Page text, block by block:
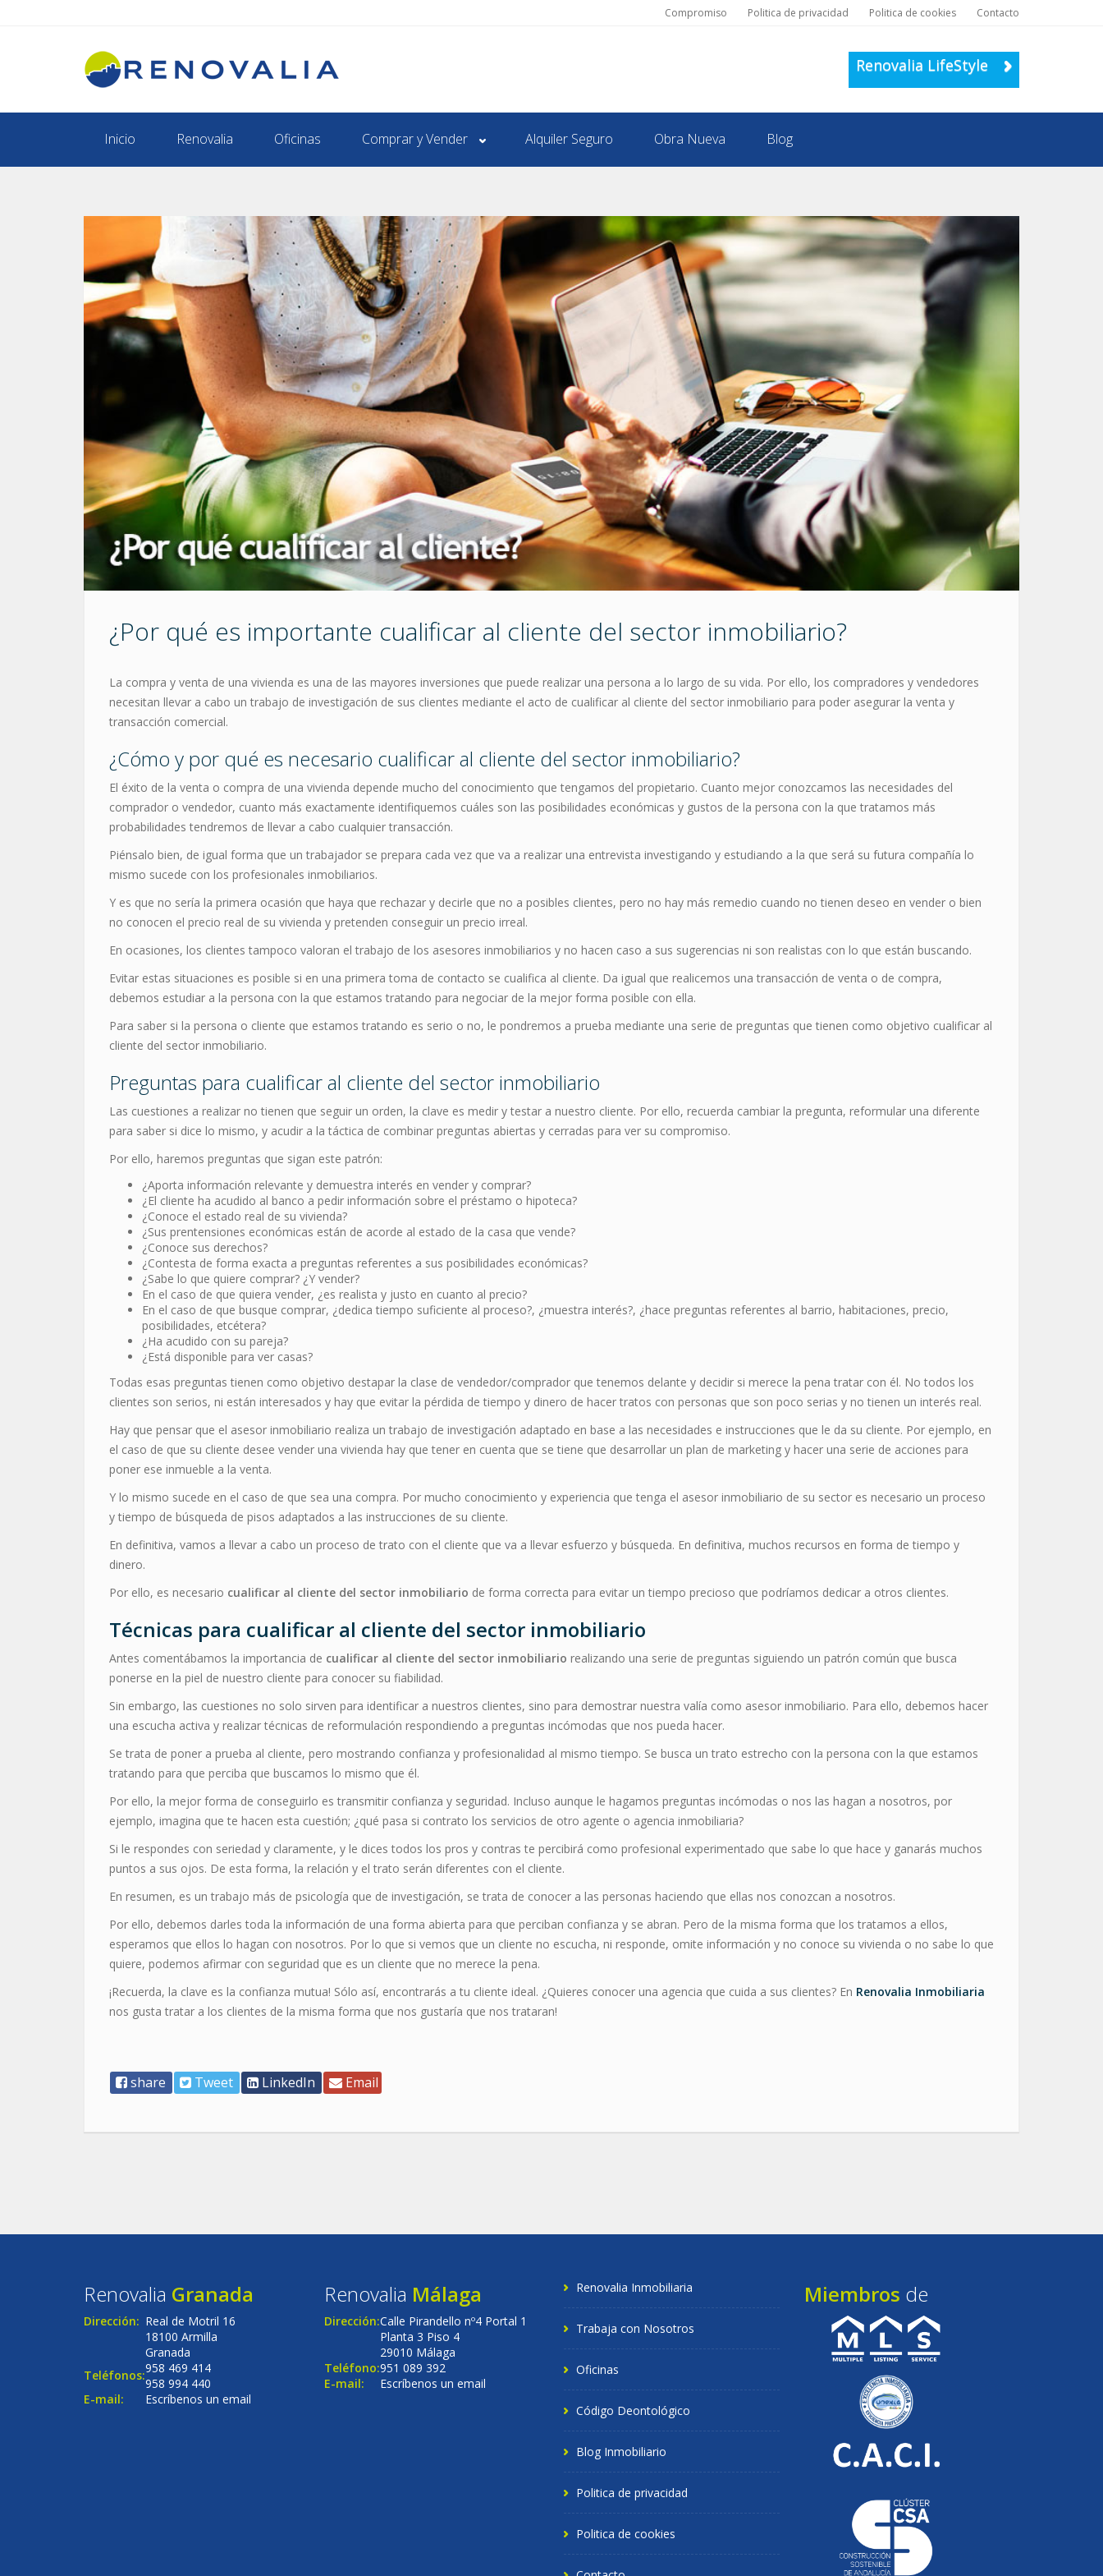
Compromiso Politica de privacidad Politica de cookies Contacto
Renovalia LifeStyle
Inicio Renovalia Oficinas Comprar y Vender Alquiler Seguro Obra Nueva Blog
¿Por qué es importante cualificar al cliente del sector inmobiliario?
La compra y venta de una vivienda es una de las mayores inversiones que puede realizar una persona a lo largo de su vida. Por ello, los compradores y vendedores
necesitan llevar a cabo un trabajo de investigación de sus clientes mediante el acto de cualificar al cliente del sector inmobiliario para poder asegurar la venta y
transacción comercial.
¿Cómo y por qué es necesario cualificar al cliente del sector inmobiliario?
El éxito de la venta o compra de una vivienda depende mucho del conocimiento que tengamos del propietario. Cuanto mejor conozcamos las necesidades del
comprador o vendedor, cuanto más exactamente identifiquemos cuáles son las posibilidades económicas y gustos de la persona con la que tratamos más
probabilidades tendremos de llevar a cabo cualquier transacción.
Piénsalo bien, de igual forma que un trabajador se prepara cada vez que va a realizar una entrevista investigando y estudiando a la que será su futura compañía lo
mismo sucede con los profesionales inmobiliarios.
Y es que no sería la primera ocasión que haya que rechazar y decirle que no a posibles clientes, pero no hay más remedio cuando no tienen deseo en vender o bien
no conocen el precio real de su vivienda y pretenden conseguir un precio irreal.
En ocasiones, los clientes tampoco valoran el trabajo de los asesores inmobiliarios y no hacen caso a sus sugerencias ni son realistas con lo que están buscando.
Evitar estas situaciones es posible si en una primera toma de contacto se cualifica al cliente. Da igual que realicemos una transacción de venta o de compra,
debemos estudiar a la persona con la que estamos tratando para negociar de la mejor forma posible con ella.
Para saber si la persona o cliente que estamos tratando es serio o no, le pondremos a prueba mediante una serie de preguntas que tienen como objetivo cualificar al
cliente del sector inmobiliario.
Preguntas para cualificar al cliente del sector inmobiliario
Las cuestiones a realizar no tienen que seguir un orden, la clave es medir y testar a nuestro cliente. Por ello, recuerda cambiar la pregunta, reformular una diferente
para saber si dice lo mismo, y acudir a la táctica de combinar preguntas abiertas y cerradas para ver su compromiso.
Por ello, haremos preguntas que sigan este patrón:
¿Aporta información relevante y demuestra interés en vender y comprar?
¿El cliente ha acudido al banco a pedir información sobre el préstamo o hipoteca?
¿Conoce el estado real de su vivienda?
¿Sus prentensiones económicas están de acorde al estado de la casa que vende?
¿Conoce sus derechos?
¿Contesta de forma exacta a preguntas referentes a sus posibilidades económicas?
¿Sabe lo que quiere comprar? ¿Y vender?
En el caso de que quiera vender, ¿es realista y justo en cuanto al precio?
En el caso de que busque comprar, ¿dedica tiempo suficiente al proceso?, ¿muestra interés?, ¿hace preguntas referentes al barrio, habitaciones, precio,
posibilidades, etcétera?
¿Ha acudido con su pareja?
¿Está disponible para ver casas?
Todas esas preguntas tienen como objetivo destapar la clase de vendedor/comprador que tenemos delante y decidir si merece la pena tratar con él. No todos los
clientes son serios, ni están interesados y hay que evitar la pérdida de tiempo y dinero de hacer tratos con personas que son poco serias y no tienen un interés real.
Hay que pensar que el asesor inmobiliario realiza un trabajo de investigación adaptado en base a las necesidades e instrucciones que le da su cliente. Por ejemplo, en
el caso de que su cliente desee vender una vivienda hay que tener en cuenta que se tiene que desarrollar un plan de marketing y hacer una serie de acciones para
poner ese inmueble a la venta.
Y lo mismo sucede en el caso de que sea una compra. Por mucho conocimiento y experiencia que tenga el asesor inmobiliario de su sector es necesario un proceso
y tiempo de búsqueda de pisos adaptados a las instrucciones de su cliente.
En definitiva, vamos a llevar a cabo un proceso de trato con el cliente que va a llevar esfuerzo y búsqueda. En definitiva, muchos recursos en forma de tiempo y
dinero.
Por ello, es necesario cualificar al cliente del sector inmobiliario de forma correcta para evitar un tiempo precioso que podríamos dedicar a otros clientes.
Técnicas para cualificar al cliente del sector inmobiliario
Antes comentábamos la importancia de cualificar al cliente del sector inmobiliario realizando una serie de preguntas siguiendo un patrón común que busca
ponerse en la piel de nuestro cliente para conocer su fiabilidad.
Sin embargo, las cuestiones no solo sirven para identificar a nuestros clientes, sino para demostrar nuestra valía como asesor inmobiliario. Para ello, debemos hacer
una escucha activa y realizar técnicas de reformulación respondiendo a preguntas incómodas que nos pueda hacer.
Se trata de poner a prueba al cliente, pero mostrando confianza y profesionalidad al mismo tiempo. Se busca un trato estrecho con la persona con la que estamos
tratando para que perciba que buscamos lo mismo que él.
Por ello, la mejor forma de conseguirlo es transmitir confianza y seguridad. Incluso aunque le hagamos preguntas incómodas o nos las hagan a nosotros, por
ejemplo, imagina que te hacen esta cuestión; ¿qué pasa si contrato los servicios de otro agente o agencia inmobiliaria?
Si le respondes con seriedad y claramente, y le dices todos los pros y contras te percibirá como profesional experimentado que sabe lo que hace y ganarás muchos
puntos a sus ojos. De esta forma, la relación y el trato serán diferentes con el cliente.
En resumen, es un trabajo más de psicología que de investigación, se trata de conocer a las personas haciendo que ellas nos conozcan a nosotros.
Por ello, debemos darles toda la información de una forma abierta para que perciban confianza y se abran. Pero de la misma forma que los tratamos a ellos,
esperamos que ellos lo hagan con nosotros. Por lo que si vemos que un cliente no escucha, ni responde, omite información y no conoce su vivienda o no sabe lo que
quiere, podemos afirmar con seguridad que es un cliente que no merece la pena.
¡Recuerda, la clave es la confianza mutua! Sólo así, encontrarás a tu cliente ideal. ¿Quieres conocer una agencia que cuida a sus clientes? En Renovalia Inmobiliaria
nos gusta tratar a los clientes de la misma forma que nos gustaría que nos trataran!
share Tweet LinkedIn Email
Renovalia Granada
Dirección: Real de Motril 16
18100 Armilla
Granada
Teléfonos:958 469 414
958 994 440
E-mail:
Escríbenos un email
Renovalia Málaga
Dirección:Calle Pirandello nº4 Portal 1
Planta 3 Piso 4
29010 Málaga
Teléfono:951 089 392
E-mail:
Escríbenos un email
Renovalia Inmobiliaria
Trabaja con Nosotros
Oficinas
Código Deontológico
Blog Inmobiliario
Politica de privacidad
Politica de cookies
Miembros de